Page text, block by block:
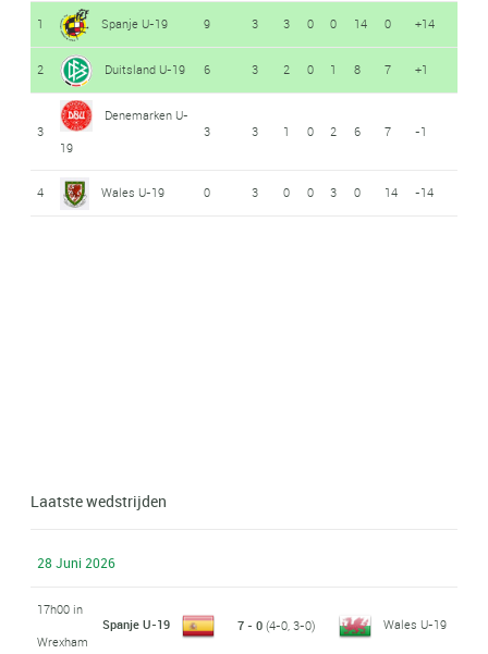
1 Spanje U-19 9 3 3 0 0 14 0 +14
2 Duitsland U-19 6 3 2 0 1 8 7 +1
3
Denemarken U-
19
3 3 1 0 2 6 7 -1
4 Wales U-19 0 3 0 0 3 0 14 -14
Laatste wedstrijden
28 Juni 2026
17h00 in
Wrexham
Spanje U-19 7 - 0(4-0, 3-0) Wales U-19